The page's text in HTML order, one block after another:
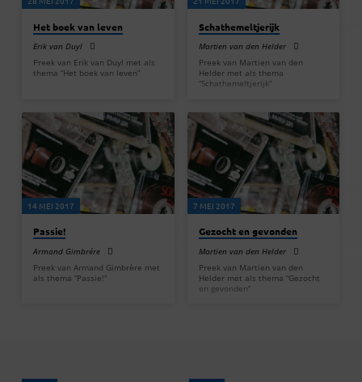
Het boek van leven
Erik van Duyl
Preek van Erik van Duyl met als
thema “Het boek van leven”
Schathemeltjerijk
Martien van den Helder
Preek van Martien van den
Helder met als thema
“Schathemeltjerijk”
14 MEI 2017
Passie!
Armand Gimbrére
Preek van Armand Gimbrère met
als thema “Passie!”
7 MEI 2017
Gezocht en gevonden
Martien van den Helder
Preek van Martien van den
Helder met als thema “Gezocht
en gevonden”